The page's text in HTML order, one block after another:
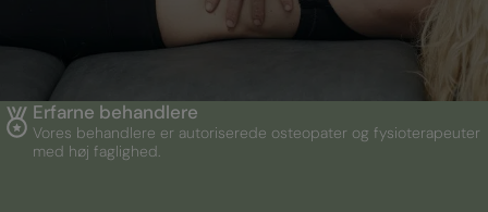
Erfarne behandlere
Vores behandlere er autoriserede osteopater og fysioterapeuter
med høj faglighed.